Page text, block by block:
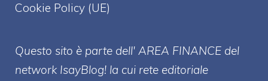
Cookie Policy (UE)
Questo sito è parte dell' AREA FINANCE del
network IsayBlog! la cui rete editoriale